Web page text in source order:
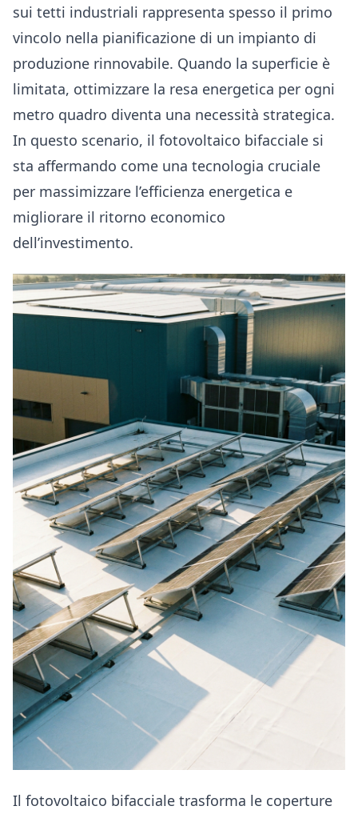
sui tetti industriali rappresenta spesso il primo
vincolo nella pianificazione di un impianto di
produzione rinnovabile. Quando la superficie è
limitata, ottimizzare la resa energetica per ogni
metro quadro diventa una necessità strategica.
In questo scenario, il fotovoltaico bifacciale si
sta affermando come una tecnologia cruciale
per massimizzare l’efficienza energetica e
migliorare il ritorno economico
dell’investimento.
Il fotovoltaico bifacciale trasforma le coperture